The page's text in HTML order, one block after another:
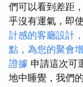
們可以看到差距
乎沒有運氣，即
計感的客廳設計
點，為您的聚會
證據 申請這次可
地中睡覺，我們